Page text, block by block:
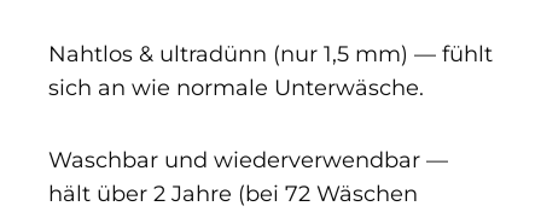
Nahtlos & ultradünn (nur 1,5 mm) — fühlt
sich an wie normale Unterwäsche.
Waschbar und wiederverwendbar —
hält über 2 Jahre (bei 72 Wäschen